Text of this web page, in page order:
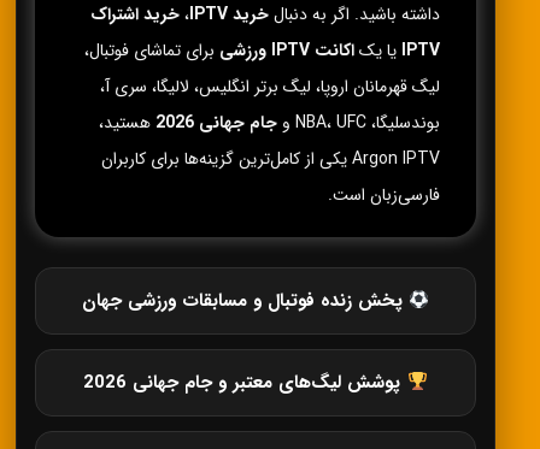
داشته باشید. اگر به دنبالخرید IPTV ،خرید اشتراک
IPTV یا یکاکانت IPTV ورزشی
برای تماشای فوتبال،
لیگ قهرمانان اروپا، لیگ برتر انگلیس، لالیگا، سری آ،
بوندسلیگا، NBA، UFC و
جام جهانی 2026
هستید،
Argon IPTV یکی از کامل‌ترین گزینه‌ها برای کاربران
فارسی‌زبان است.
پخش زنده فوتبال و مسابقات ورزشی جهان
پوشش لیگ‌های معتبر و جام جهانی 2026